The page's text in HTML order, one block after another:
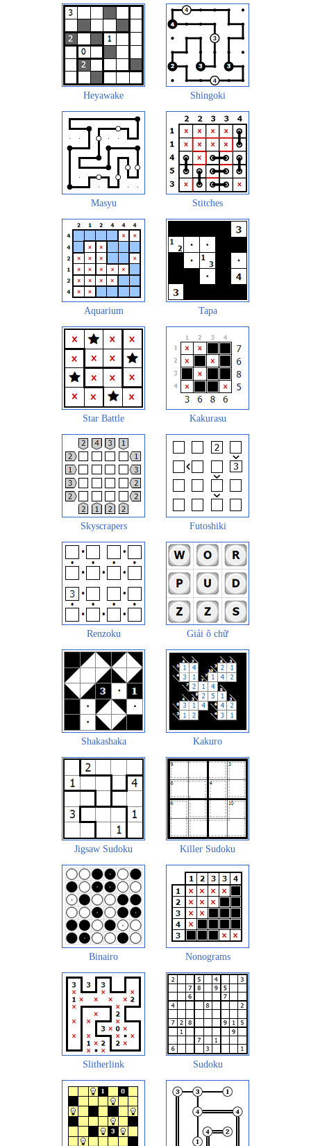
Heyawake Shingoki
Masyu Stitches
Aquarium Tapa
Star Battle Kakurasu
Skyscrapers Futoshiki
Renzoku Giải ô chữ
Shakashaka Kakuro
Jigsaw Sudoku Killer Sudoku
Binairo Nonograms
Slitherlink Sudoku